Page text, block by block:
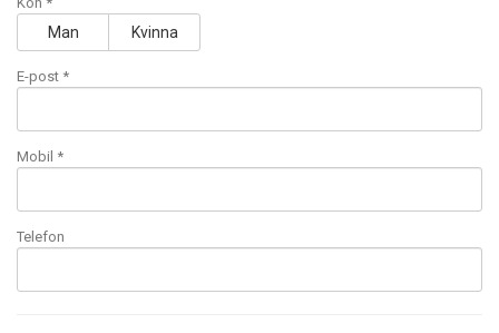
Man Kvinna
E-post *
Mobil *
Telefon